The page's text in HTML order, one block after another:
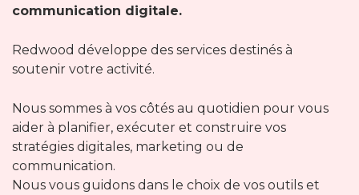
communication digitale.
Redwood développe des services destinés à
soutenir votre activité.
Nous sommes à vos côtés au quotidien pour vous
aider à planifier, exécuter et construire vos
stratégies digitales, marketing ou de
communication.
Nous vous guidons dans le choix de vos outils et